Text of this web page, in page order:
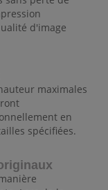
d'image
maximales
en
spécifiées.